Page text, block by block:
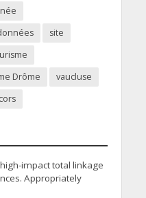
site
Drôme
vaucluse
impact total linkage
Appropriately